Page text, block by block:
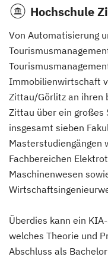
Hochschule
Von Automatisierung
Immobilienwirtschaft
Zittau/Görlitz an ihren
Zittau über ein großes
insgesamt sieben
Masterstudiengängen
Fachbereichen
Maschinenwesen
Überdies kann ein
welches Theorie und
Abschluss als